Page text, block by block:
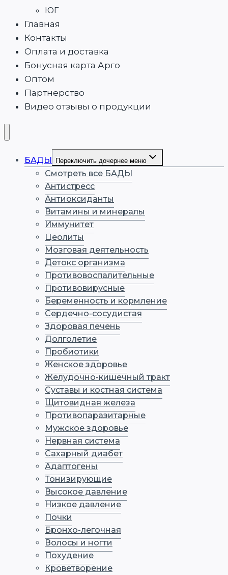
ЮГ
Главная
Контакты
Оплата и доставка
Бонусная карта Арго
Оптом
Партнерство
Видео отзывы о продукции
БАДЫ Переключить дочернее меню
Смотреть все БАДЫ
Антистресс
Антиоксиданты
Витамины и минералы
Иммунитет
Цеолиты
Мозговая деятельность
Детокс организма
Противовоспалительные
Противовирусные
Беременность и кормление
Сердечно-сосудистая
Здоровая печень
Долголетие
Пробиотики
Женское здоровье
Желудочно-кишечный тракт
Суставы и костная система
Щитовидная железа
Противопаразитарные
Мужское здоровье
Нервная система
Сахарный диабет
Адаптогены
Тонизирующие
Высокое давление
Низкое давление
Почки
Бронхо-легочная
Волосы и ногти
Похудение
Кроветворение